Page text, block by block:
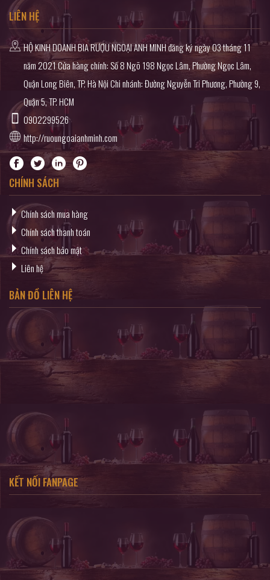
LIÊN HỆ
HỘ KINH DOANH BIA RƯỢU NGOẠI ANH MINH đăng ký ngày 03 tháng 11
năm 2021 Cửa hàng chính: Số 8 Ngõ 198 Ngọc Lâm, Phường Ngọc Lâm,
Quận Long Biên, TP. Hà Nội Chi nhánh: Đường Nguyễn Tri Phương, Phường 9,
Quận 5, TP. HCM
0902299526
http://ruoungoaianhminh.com
CHÍNH SÁCH
Chính sách mua hàng
Chính sách thanh toán
Chính sách bảo mật
Liên hệ
BẢN ĐỒ LIÊN HỆ
KẾT NỐI FANPAGE